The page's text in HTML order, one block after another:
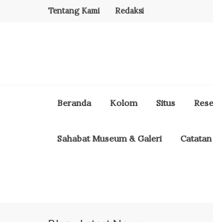
Tentang Kami Redaksi
Beranda Kolom Situs
Sahabat Museum & Galeri